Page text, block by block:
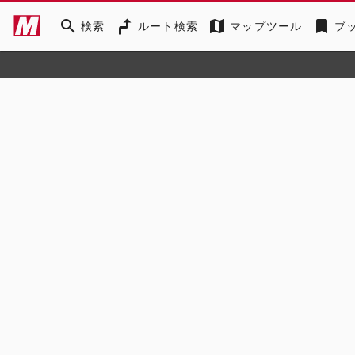
search 検索 ルート検索 map マップツール bookmark ブ